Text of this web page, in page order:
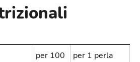
per 100
per 1 perla